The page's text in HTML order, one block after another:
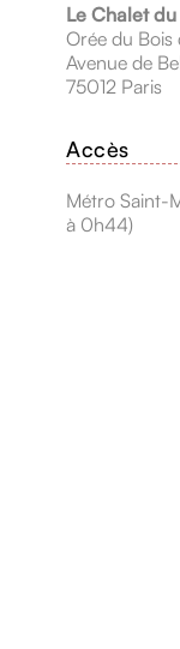
Le Chalet
Orée du Bois
Avenue de
75012 Paris
Accès
Métro Saint-
à 0h44)